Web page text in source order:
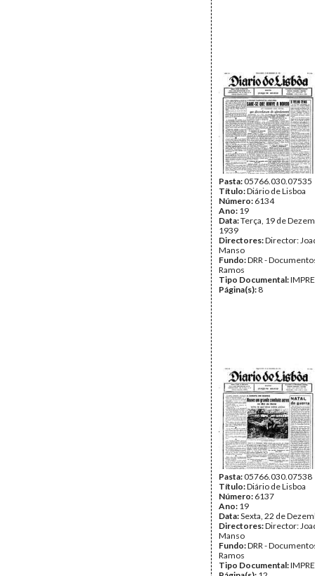
Pasta:05766.030.07535
Título:Diário de Lisboa
Número: 6134
Ano: 19
Data:Terça, 19 de
1939
Directores:Director:
Manso
Fundo:DRR -
Ramos
Tipo Documental:
Página(s): 8
Pasta:05766.030.07538
Título:Diário de Lisboa
Número: 6137
Ano: 19
Data:Sexta, 22 de
Directores:Director:
Manso
Fundo:DRR -
Ramos
Tipo Documental: